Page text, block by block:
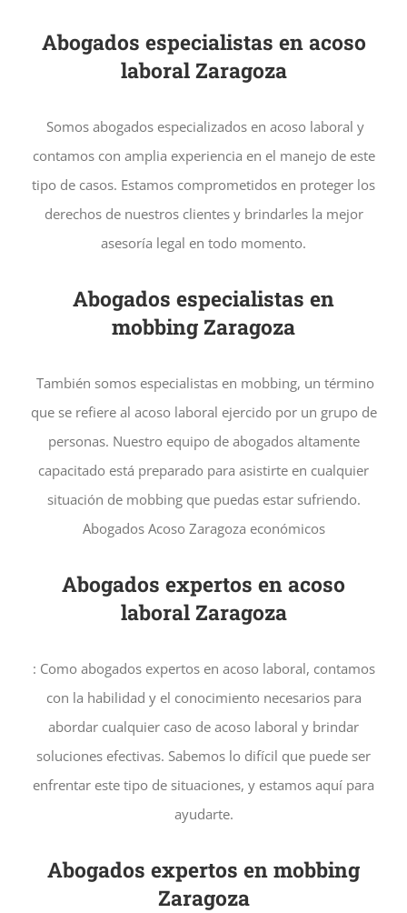
Abogados especialistas en acoso
laboral Zaragoza
Somos abogados especializados en acoso laboral y
contamos con amplia experiencia en el manejo de este
tipo de casos. Estamos comprometidos en proteger los
derechos de nuestros clientes y brindarles la mejor
asesoría legal en todo momento.
Abogados especialistas en
mobbing Zaragoza
También somos especialistas en mobbing, un término
que se refiere al acoso laboral ejercido por un grupo de
personas. Nuestro equipo de abogados altamente
capacitado está preparado para asistirte en cualquier
situación de mobbing que puedas estar sufriendo.
Abogados Acoso Zaragoza económicos
Abogados expertos en acoso
laboral Zaragoza
: Como abogados expertos en acoso laboral, contamos
con la habilidad y el conocimiento necesarios para
abordar cualquier caso de acoso laboral y brindar
soluciones efectivas. Sabemos lo difícil que puede ser
enfrentar este tipo de situaciones, y estamos aquí para
ayudarte.
Abogados expertos en mobbing
Zaragoza